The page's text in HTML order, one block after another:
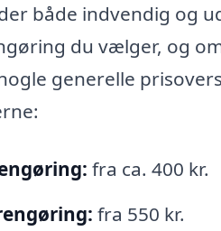
både indvendig og
du vælger, og
generelle
fra ca. 400 kr.
fra 550 kr.